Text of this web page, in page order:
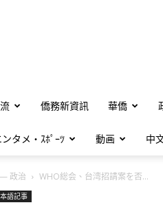
僑務新資訊 華僑
ンタメ・ｽﾎﾟｰﾂ 動画 中
政治 WHO総会、台湾招請案を否...
語記事